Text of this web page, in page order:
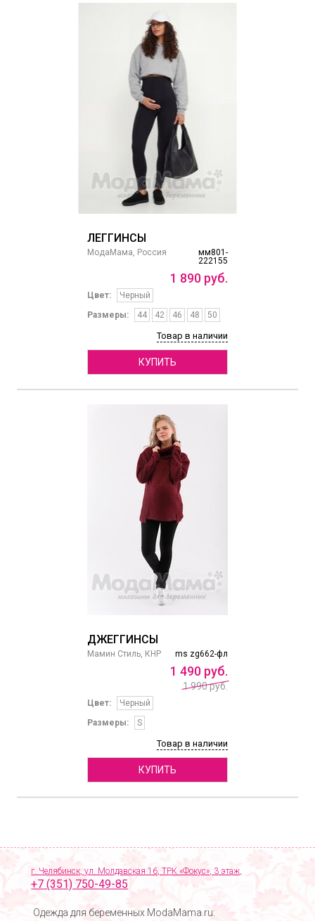
ЛЕГГИНСЫ
мм801-
222155
МодаМама, Россия
1 890 руб.
Цвет:
Черный
Размеры:
44 42 46 48 50
Товар в наличии
КУПИТЬ
ДЖЕГГИНСЫ
ms zg662-фл
Мамин Стиль, КНР
1 490 руб.
1 990 руб.
Цвет:
Черный
Размеры:
S
Товар в наличии
КУПИТЬ
г. Челябинск, ул. Молдавская 16, ТРК «Фокус», 3 этаж,
+7 (351) 750-49-85
Одежда для беременных ModaMama.ru: